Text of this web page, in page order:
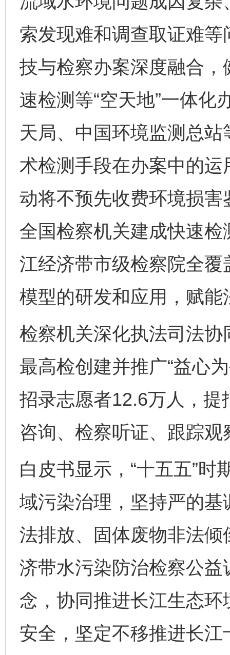
索发现难和调查取证难
技与检察办案深度融合
速检测等“空天地”一体
天局、中国环境监测总
术检测手段在办案中的
动将不预先收费环境损
全国检察机关建成快速
江经济带市级检察院全
模型的研发和应用，赋
检察机关深化执法司法
最高检创建并推广“益心
招录志愿者12.6万人，
咨询、检察听证、跟踪
白皮书显示，“十五五”
域污染治理，坚持严的
法排放、固体废物非法
济带水污染防治检察公
念，协同推进长江生态
安全，坚定不移推进长